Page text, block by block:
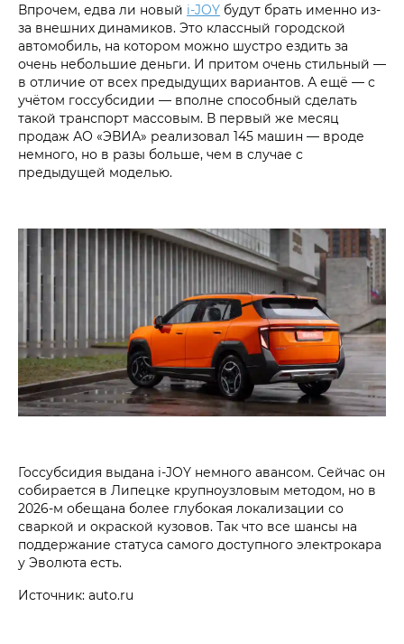
Впрочем, едва ли новый i‑JOY будут брать именно из-
за внешних динамиков. Это классный городской
автомобиль, на котором можно шустро ездить за
очень небольшие деньги. И притом очень стильный —
в отличие от всех предыдущих вариантов. А ещё — с
учётом госсубсидии — вполне способный сделать
такой транспорт массовым. В первый же месяц
продаж АО «ЭВИА» реализовал 145 машин — вроде
немного, но в разы больше, чем в случае с
предыдущей моделью.
Госсубсидия выдана i‑JOY немного авансом. Сейчас он
собирается в Липецке крупноузловым методом, но в
2026-м обещана более глубокая локализации со
сваркой и окраской кузовов. Так что все шансы на
поддержание статуса самого доступного электрокара
у Эволюта есть.
Источник: auto.ru